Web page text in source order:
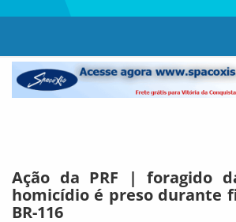
Ação da PRF | foragido
homicídio é preso durante
BR-116